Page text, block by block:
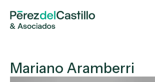
Mariano Aramberri